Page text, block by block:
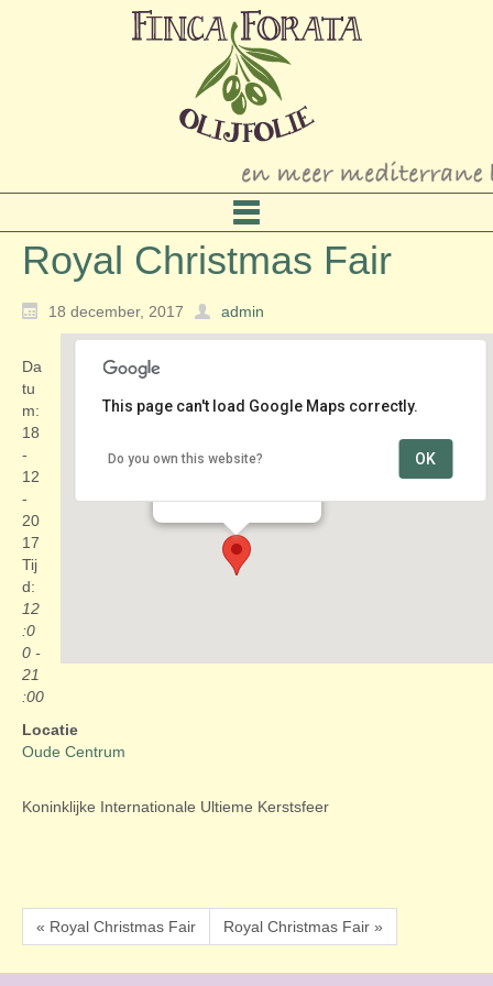
Royal Christmas Fair
18 december, 2017 admin
Oude Centrum
This page can't load Google Maps correctly.
Do you own this website? OK
Da
tu
m:
18
-
12
-
20
17
Tij
d:
12
:0
0 -
21
:00
Locatie
Oude Centrum
Koninklijke Internationale Ultieme Kerstsfeer
« Royal Christmas Fair Royal Christmas Fair »